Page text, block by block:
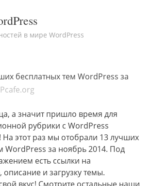
в мире WordPress
бесплатных тем WordPress за
а значит пришло время для
рубрики с WordPress
этот раз мы отобрали 13 лучших
WordPress за ноябрь 2014. Под
есть ссылки на
и загрузку темы.